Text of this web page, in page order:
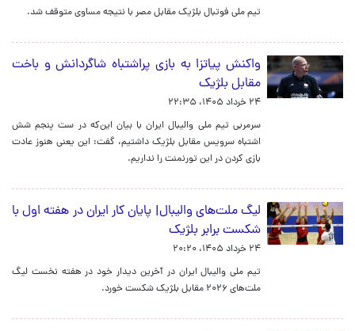
تیم ملی فوتبال بلژیک مقابل مصر با نتیجه مساوی متوقف شد.
واکنش پیاتزا به بازی پراشتباه شاگردانش و باخت
مقابل بلژیک
۲۴ خرداد ۱۴۰۵، ۲۲:۳۵
سرمربی تیم ملی والیبال ایران با بیان این‌که در ست پنجم شش
اشتباه سرویس مقابل بلژیک داشتیم، گفت: این یعنی هنوز عادت
بازی کردن در این تورنمنت را نداریم.
لیگ ملت‌های والیبال| پایان کار ایران در هفته اول با
شکست برابر بلژیک
۲۴ خرداد ۱۴۰۵، ۲۰:۲۰
تیم ملی والیبال ایران در آخرین دیدار خود در هفته نخست لیگ
ملت‌های ۲۰۲۶ مقابل بلژیک شکست خورد.